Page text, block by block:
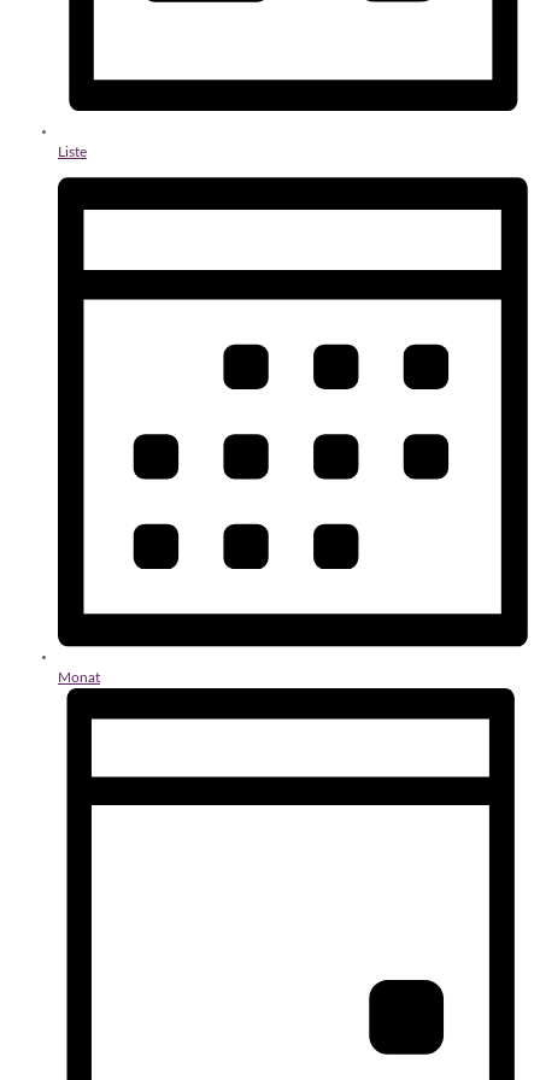
Liste
Monat